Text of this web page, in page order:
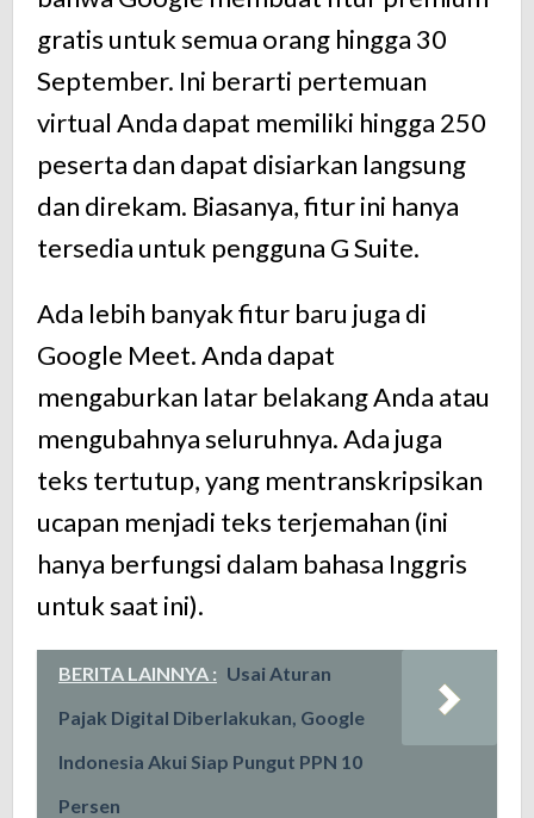
gratis untuk semua orang hingga 30
September. Ini berarti pertemuan
virtual Anda dapat memiliki hingga 250
peserta dan dapat disiarkan langsung
dan direkam. Biasanya, fitur ini hanya
tersedia untuk pengguna G Suite.
Ada lebih banyak fitur baru juga di
Google Meet. Anda dapat
mengaburkan latar belakang Anda atau
mengubahnya seluruhnya. Ada juga
teks tertutup, yang mentranskripsikan
ucapan menjadi teks terjemahan (ini
hanya berfungsi dalam bahasa Inggris
untuk saat ini).
BERITA LAINNYA : Usai Aturan
Pajak Digital Diberlakukan, Google
Indonesia Akui Siap Pungut PPN 10
Persen